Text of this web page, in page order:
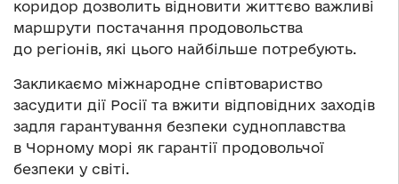
коридор дозволить відновити життєво важливі
маршрути постачання продовольства
до регіонів, які цього найбільше потребують.
Закликаємо міжнародне співтовариство
засудити дії Росії та вжити відповідних заходів
задля гарантування безпеки судноплавства
в Чорному морі як гарантії продовольчої
безпеки у світі.